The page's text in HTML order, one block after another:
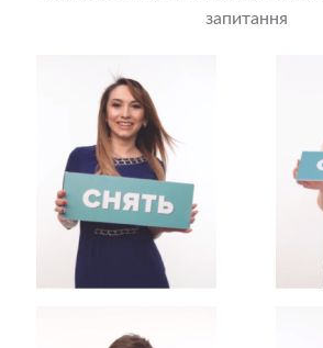
запитання